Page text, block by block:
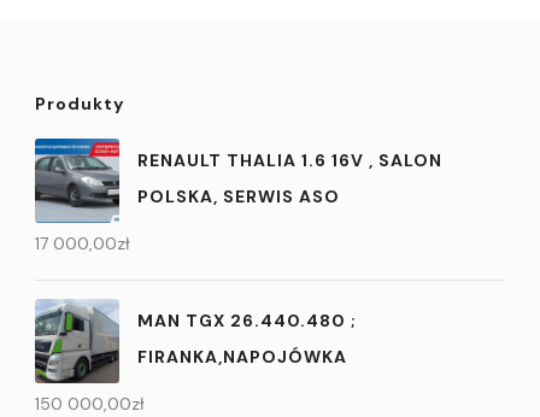
Produkty
RENAULT THALIA 1.6 16V , SALON
POLSKA, SERWIS ASO
17 000,00zł
MAN TGX 26.440.480 ;
FIRANKA,NAPOJÓWKA
150 000,00zł